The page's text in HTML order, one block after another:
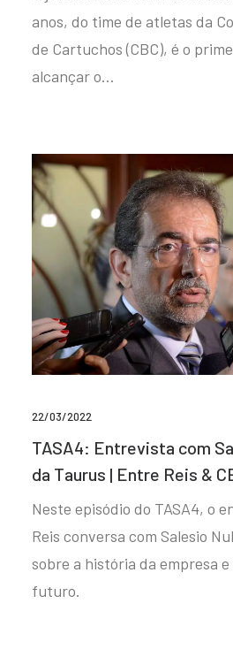
anos, do time de atletas da
de Cartuchos (CBC), é o
alcançar o…
22/03/2022
TASA4: Entrevista com
da Taurus | Entre Reis &
Neste episódio do TASA4, o
Reis conversa com Salesio
sobre a história da empresa
futuro.